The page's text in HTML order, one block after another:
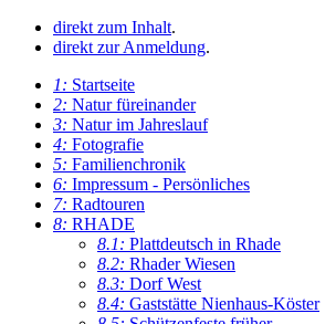
direkt zum Inhalt.
direkt zur Anmeldung.
1: Startseite
2: Natur füreinander
3: Natur im Jahreslauf
4: Fotografie
5: Familienchronik
6: Impressum - Persönliches
7: Radtouren
8: RHADE
8.1: Plattdeutsch in Rhade
8.2: Rhader Wiesen
8.3: Dorf West
8.4: Gaststätte Nienhaus-Köster